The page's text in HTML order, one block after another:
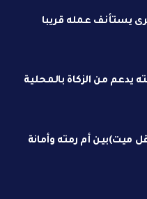
يستأنف عمله قريبا
ميت)بين أم رمته وأمانة